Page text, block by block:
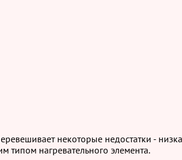
некоторые недостатки -
типом нагревательного элемента.